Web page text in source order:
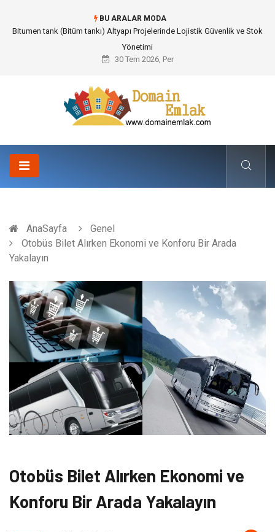
BU ARALAR MODA
Bitumen tank (Bitüm tankı) Altyapı Projelerinde Lojistik Güvenlik ve Stok
Yönetimi
30 Tem 2026, Per
AnaSayfa
Genel
Otobüs Bilet Alırken Ekonomi ve Konforu Bir Arada
Yakalayın
Otobüs Bilet Alırken Ekonomi ve
Konforu Bir Arada Yakalayın